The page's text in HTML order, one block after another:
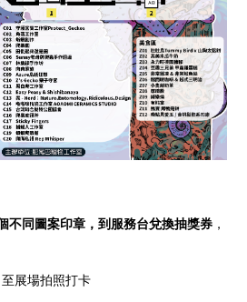
不同圖案印章，到服務台兌換抽獎券 ，
展場拍照打卡